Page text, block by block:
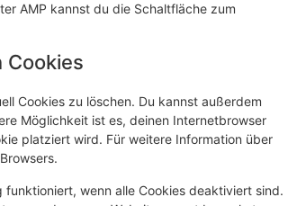
AMP kannst du die Schaltfläche zum
Cookies
Cookies zu löschen. Du kannst außerdem
Möglichkeit ist es, deinen Internetbrowser
platziert wird. Für weitere Information über
wenn alle Cookies deaktiviert sind.